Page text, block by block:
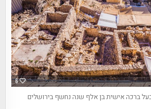
6
ברכה אישית בן אלף שנה נחשף בירושלים